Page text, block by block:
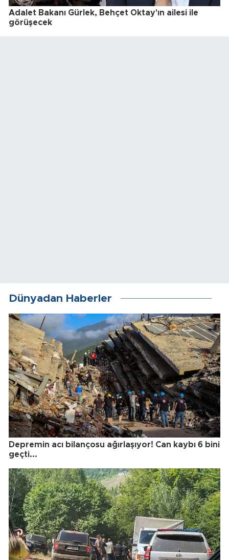
Adalet Bakanı Gürlek, Behçet Oktay'ın ailesi ile
görüşecek
Dünyadan Haberler
Depremin acı bilançosu ağırlaşıyor! Can kaybı 6 bini
geçti...